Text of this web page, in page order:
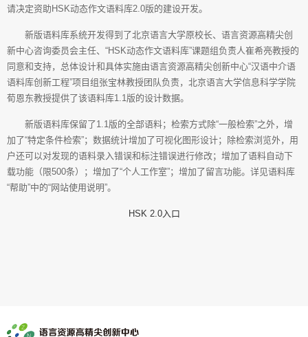
请决定资助HSK动态作文语料库2.0版的建设开发。
新版语料库系统开发得到了北京语言大学原校长、语言资源高精尖创
新中心咨询委员会主任、“HSK动态作文语料库”课题组负责人崔希亮教授的
同意和支持，总体设计和具体实施由语言资源高精尖创新中心“汉语中介语
语料库创新工程”项目组张宝林教授团队负责，北京语言大学信息科学学院
荀恩东教授提供了该语料库1.1版的设计数据。
新版语料库保留了1.1版的全部语料；检索方式除“一般检索”之外，增
加了“特定条件检索”；数据统计增加了可视化图形设计；除检索浏览外，用
户还可以对发现的语料录入错误和标注错误进行修改；增加了语料自动下
载功能（限500条）；增加了“个人工作室”；增加了留言功能。详见语料库
“帮助”中的“网站使用说明”。
HSK 2.0入口